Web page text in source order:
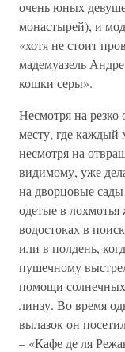
очень юных
монастырей), и
«хотя не стоит
мадемуазель
кошки серы».
Несмотря на
месту, где каждый
несмотря на
видимому, уже
на дворцовые
одетые в
водостоках в
или в полдень,
пушечному
помощи
линзу. Во время
вылазок он
– «Кафе де ля